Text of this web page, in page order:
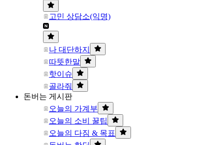
고민 상담소(익명)
나 대단하지
따뜻한말
핫이슈
골라줘
돈버는 게시판
오늘의 가계부
오늘의 소비 꿀팁
오늘의 다짐 & 목표